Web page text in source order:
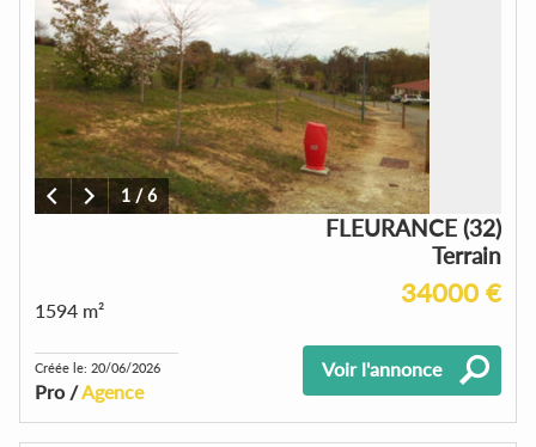
1 /6
FLEURANCE (32)
Terrain
34000 €
1594 m²
Créée le: 20/06/2026
Pro /Agence
Voir l'annonce